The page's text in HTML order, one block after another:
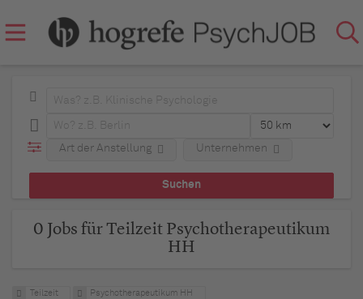
Art der Anstellung Unternehmen
0 Jobs für Teilzeit Psychotherapeutikum
HH
Teilzeit Psychotherapeutikum HH